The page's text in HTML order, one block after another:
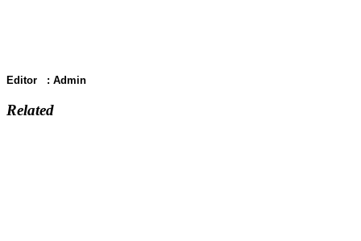
Editor : Admin
Related